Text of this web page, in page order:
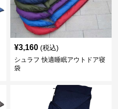
¥3,160 (税込)
シュラフ 快適睡眠アウトドア寝
袋